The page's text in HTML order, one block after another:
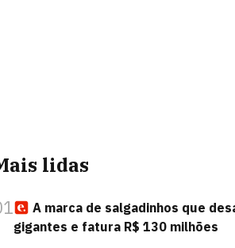
lidas
A marca de salgadinhos que
gigantes e fatura R$ 130 milhões